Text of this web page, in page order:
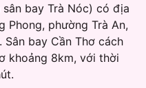
bay Trà Nóc) có địa
Phong, phường Trà An,
Sân bay Cần Thơ cách
khoảng 8km, với thời